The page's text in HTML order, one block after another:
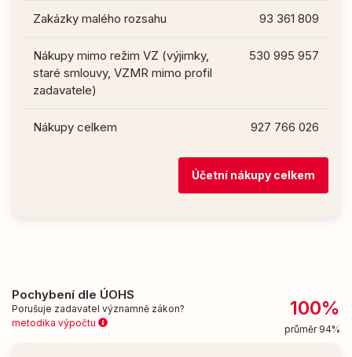
Zakázky malého rozsahu 93 361 809
Nákupy mimo režim VZ (výjimky,
staré smlouvy, VZMR mimo profil
zadavatele)
530 995 957
Nákupy celkem 927 766 026
Účetní nákupy celkem
Pochybení dle ÚOHS
Porušuje zadavatel významně zákon?
metodika výpočtu
100%
průměr 94%